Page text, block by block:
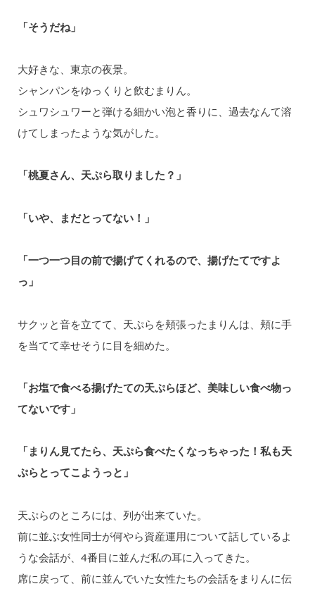
「そうだね」
大好きな、東京の夜景。
シャンパンをゆっくりと飲むまりん。
シュワシュワーと弾ける細かい泡と香りに、過去なんて溶
けてしまったような気がした。
「桃夏さん、天ぷら取りました？」
「いや、まだとってない！」
「一つ一つ目の前で揚げてくれるので、揚げたてですよ
っ」
サクッと音を立てて、天ぷらを頬張ったまりんは、頬に手
を当てて幸せそうに目を細めた。
「お塩で食べる揚げたての天ぷらほど、美味しい食べ物っ
てないです」
「まりん見てたら、天ぷら食べたくなっちゃった！私も天
ぷらとってこようっと」
天ぷらのところには、列が出来ていた。
前に並ぶ女性同士が何やら資産運用について話しているよ
うな会話が、4番目に並んだ私の耳に入ってきた。
席に戻って、前に並んでいた女性たちの会話をまりんに伝